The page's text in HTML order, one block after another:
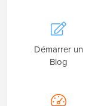
Démarrer un
Blog